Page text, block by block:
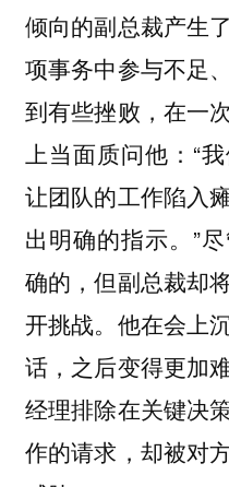
倾向的副总裁产生
项事务中参与不足
到有些挫败，在一
上当面质问他：“
让团队的工作陷入
出明确的指示。”
确的，但副总裁却
开挑战。他在会上
话，之后变得更加
经理排除在关键决
作的请求，却被对